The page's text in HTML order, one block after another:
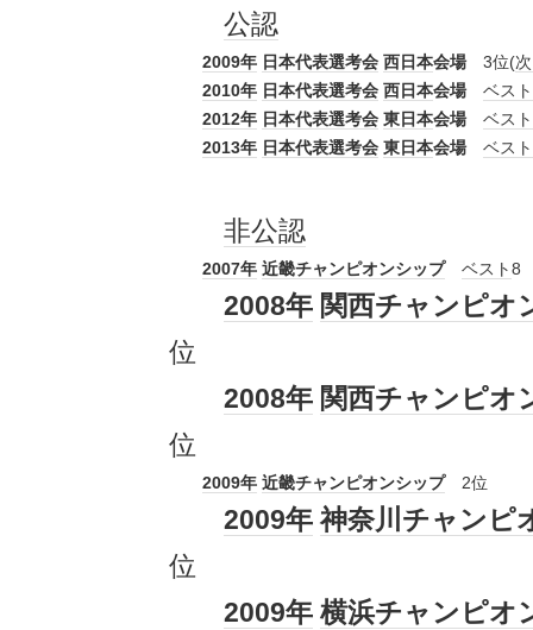
公認
2009年 日本代表選考会 西日本会場3位(
2010年 日本代表選考会 西日本会場
ベスト
2012年 日本代表選考会 東日本会場
ベスト
2013年 日本代表選考会 東日本会場 ベスト
非公認
2007年 近畿チャンピオンシップ ベスト8
2008年 関西チャンピオ
位
2008年 関西チャンピオ
位
2009年 近畿チャンピオンシップ2位
2009年 神奈川 チャンピ
位
2009年 横浜チャンピオ